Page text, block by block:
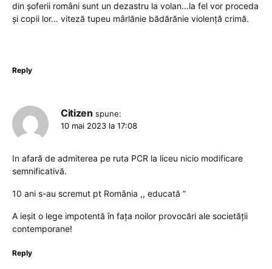
din șoferii români sunt un dezastru la volan…la fel vor proceda
și copii lor… viteză tupeu mârlănie bădărănie violență crimă.
Reply
Citizen spune:
10 mai 2023 la 17:08
In afară de admiterea pe ruta PCR la liceu nicio modificare
semnificativă.
10 ani s-au scremut pt România ,, educată ”
A ieșit o lege impotentă în fața noilor provocări ale societății
contemporane!
Reply